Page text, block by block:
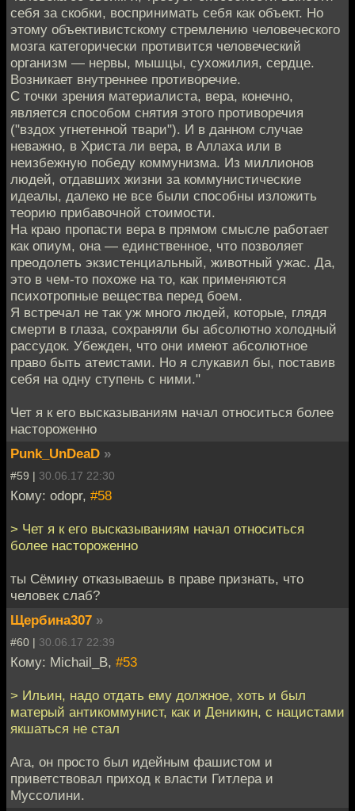
себя за скобки, воспринимать себя как объект. Но
этому объективистскому стремлению человеческого
мозга категорически противится человеческий
организм — нервы, мышцы, сухожилия, сердце.
Возникает внутреннее противоречие.
С точки зрения материалиста, вера, конечно,
является способом снятия этого противоречия
("вздох угнетенной твари"). И в данном случае
неважно, в Христа ли вера, в Аллаха или в
неизбежную победу коммунизма. Из миллионов
людей, отдавших жизни за коммунистические
идеалы, далеко не все были способны изложить
теорию прибавочной стоимости.
На краю пропасти вера в прямом смысле работает
как опиум, она — единственное, что позволяет
преодолеть экзистенциальный, животный ужас. Да,
это в чем-то похоже на то, как применяются
психотропные вещества перед боем.
Я встречал не так уж много людей, которые, глядя
смерти в глаза, сохраняли бы абсолютно холодный
рассудок. Убежден, что они имеют абсолютное
право быть атеистами. Но я слукавил бы, поставив
себя на одну ступень с ними."
Чет я к его высказываниям начал относиться более
настороженно
Punk_UnDeaD »
#59 | 30.06.17 22:30
Кому: odopr, #58
> Чет я к его высказываниям начал относиться
более настороженно
ты Сёмину отказываешь в праве признать, что
человек слаб?
Щербина307 »
#60 | 30.06.17 22:39
Кому: Michail_B, #53
> Ильин, надо отдать ему должное, хоть и был
матерый антикоммунист, как и Деникин, с нацистами
якшаться не стал
Ага, он просто был идейным фашистом и
приветствовал приход к власти Гитлера и
Муссолини.